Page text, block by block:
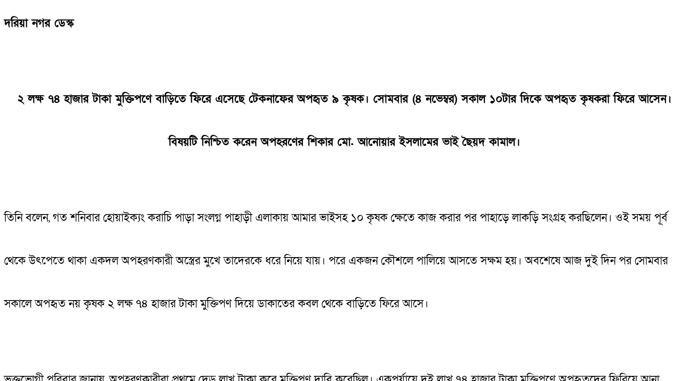
দরিয়া নগর ডেস্ক
২ লক্ষ ৭৪ হাজার টাকা মুক্তিপণে বাড়িতে ফিরে এসেছে টেকনাফের অপহৃত ৯ কৃষক। সোমবার (৪ নভেম্বর) সকাল ১০টার দিকে অপহৃত কৃষকরা ফিরে আসেন।
বিষয়টি নিশ্চিত করেন অপহরণের শিকার মো. আনোয়ার ইসলামের ভাই ছৈয়দ কামাল।
তিনি বলেন, গত শনিবার হোয়াইক্যং করাচি পাড়া সংলগ্ন পাহাড়ী এলাকায় আমার ভাইসহ ১০ কৃষক ক্ষেতে কাজ করার পর পাহাড়ে লাকড়ি সংগ্রহ করছিলেন। ওই সময় পূর্ব
থেকে উৎপেতে থাকা একদল অপহরণকারী অস্ত্রের মুখে তাদেরকে ধরে নিয়ে যায়। পরে একজন কৌশলে পালিয়ে আসতে সক্ষম হয়। অবশেষে আজ দুই দিন পর সোমবার
সকালে অপহৃত নয় কৃষক ২ লক্ষ ৭৪ হাজার টাকা মুক্তিপণ দিয়ে ডাকাতের কবল থেকে বাড়িতে ফিরে আসে।